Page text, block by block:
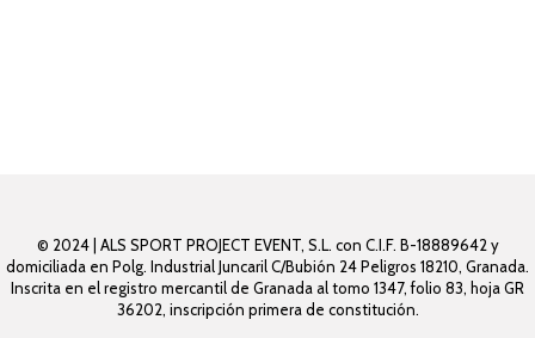
© 2024 | ALS SPORT PROJECT EVENT, S.L. con C.I.F. B-18889642 y
domiciliada en Polg. Industrial Juncaril C/Bubión 24 Peligros 18210, Granada.
Inscrita en el registro mercantil de Granada al tomo 1347, folio 83, hoja GR
36202, inscripción primera de constitución.